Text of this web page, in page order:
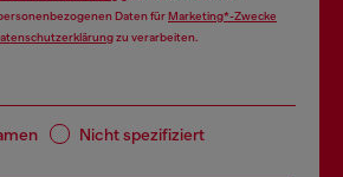
Daten fürMarketing*-Zwecke
zu verarbeiten.
Nicht spezifiziert